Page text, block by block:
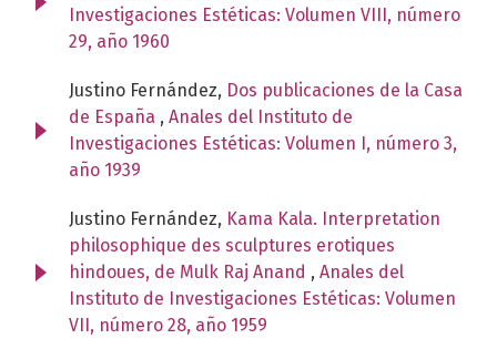
Investigaciones Estéticas: Volumen VIII, número
29, año 1960
Justino Fernández, Dos publicaciones de la Casa
de España , Anales del Instituto de
Investigaciones Estéticas: Volumen I, número 3,
año 1939
Justino Fernández, Kama Kala. Interpretation
philosophique des sculptures erotiques
hindoues, de Mulk Raj Anand , Anales del
Instituto de Investigaciones Estéticas: Volumen
VII, número 28, año 1959